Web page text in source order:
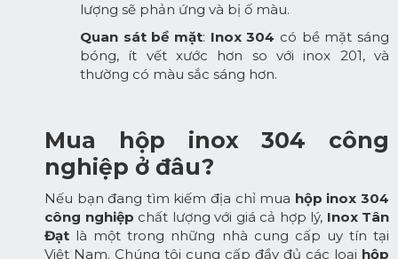
lượng sẽ phản ứng và bị ố màu.
Quan sát bề mặt: Inox 304 có bề mặt sáng
bóng, ít vết xước hơn so với inox 201, và
thường có màu sắc sáng hơn.
Mua hộp inox 304 công
nghiệp ở đâu?
Nếu bạn đang tìm kiếm địa chỉ mua hộp inox 304
công nghiệp chất lượng với giá cả hợp lý, Inox Tân
Đạt là một trong những nhà cung cấp uy tín tại
Việt Nam. Chúng tôi cung cấp đầy đủ các loại hộp